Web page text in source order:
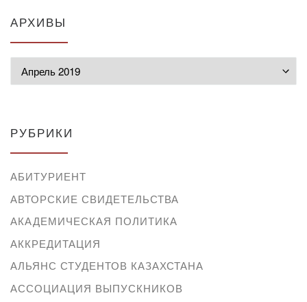
АРХИВЫ
РУБРИКИ
АБИТУРИЕНТ
АВТОРСКИЕ СВИДЕТЕЛЬСТВА
АКАДЕМИЧЕСКАЯ ПОЛИТИКА
АККРЕДИТАЦИЯ
АЛЬЯНС СТУДЕНТОВ КАЗАХСТАНА
АССОЦИАЦИЯ ВЫПУСКНИКОВ